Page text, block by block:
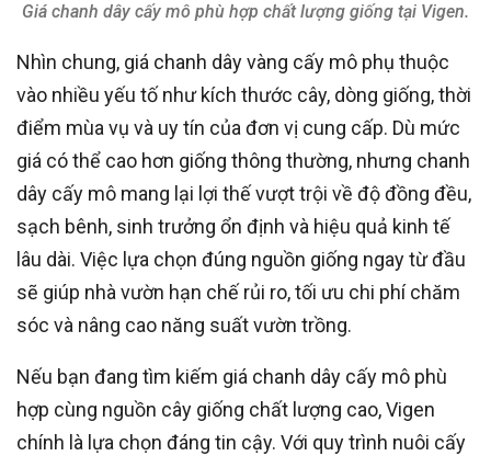
Giá chanh dây cấy mô phù hợp chất lượng giống tại Vigen.
Nhìn chung, giá chanh dây vàng cấy mô phụ thuộc
vào nhiều yếu tố như kích thước cây, dòng giống, thời
điểm mùa vụ và uy tín của đơn vị cung cấp. Dù mức
giá có thể cao hơn giống thông thường, nhưng chanh
dây cấy mô mang lại lợi thế vượt trội về độ đồng đều,
sạch bênh, sinh trưởng ổn định và hiệu quả kinh tế
lâu dài. Việc lựa chọn đúng nguồn giống ngay từ đầu
sẽ giúp nhà vườn hạn chế rủi ro, tối ưu chi phí chăm
sóc và nâng cao năng suất vườn trồng.
Nếu bạn đang tìm kiếm giá chanh dây cấy mô phù
hợp cùng nguồn cây giống chất lượng cao, Vigen
chính là lựa chọn đáng tin cậy. Với quy trình nuôi cấy